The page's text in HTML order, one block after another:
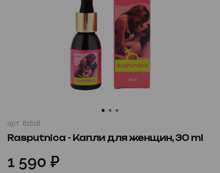
арт. 81618
Rasputnica - Капли для женщин, 30 ml
1 590 ₽